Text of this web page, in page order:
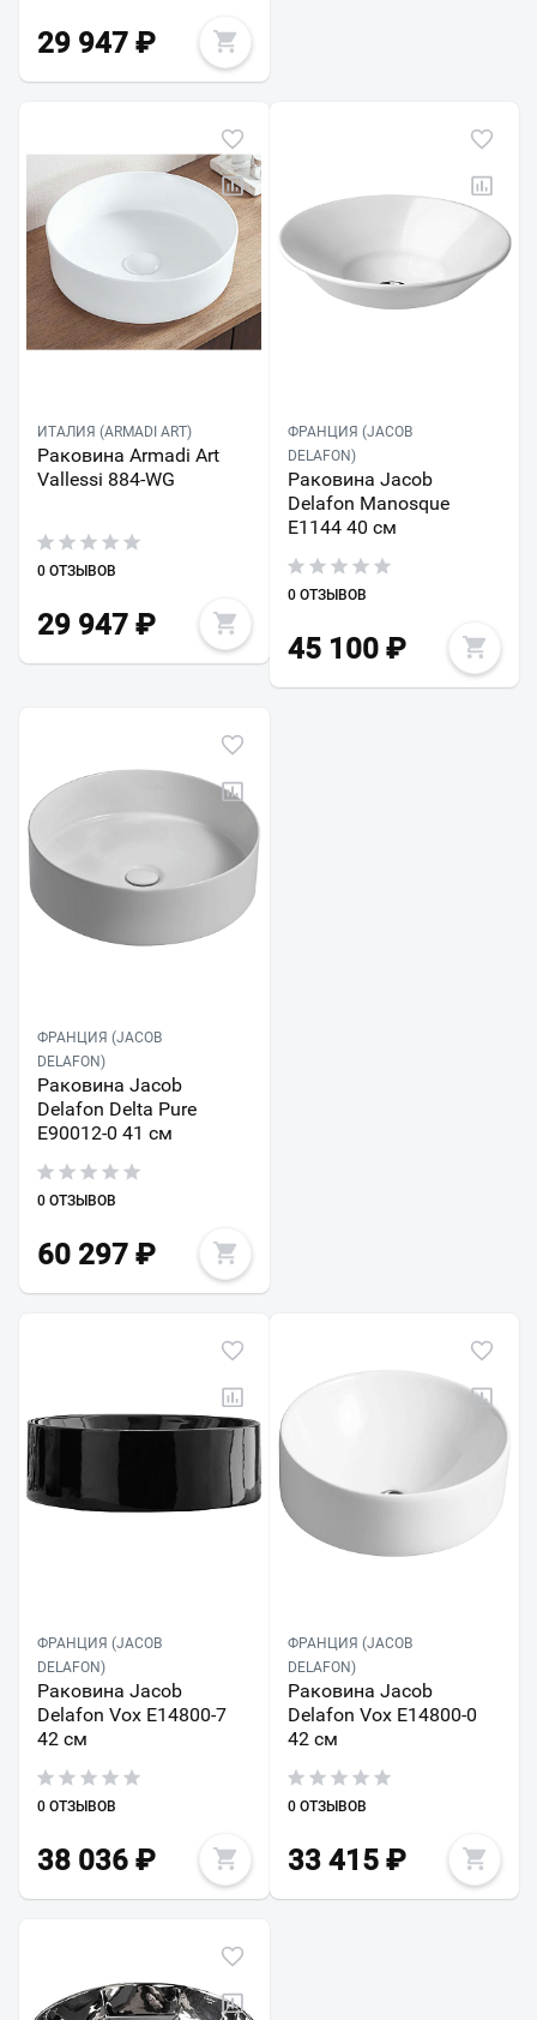
29 947 ₽
ИТАЛИЯ (ARMADI ART)
Раковина Armadi Art
Vallessi 884-WG
0 ОТЗЫВОВ
29 947 ₽
ФРАНЦИЯ (JACOB
DELAFON)
Раковина Jacob
Delafon Manosque
E1144 40 см
0 ОТЗЫВОВ
45 100₽
ФРАНЦИЯ (JACOB
DELAFON)
Раковина Jacob
Delafon Delta Pure
E90012-0 41 см
0 ОТЗЫВОВ
60 297 ₽
ФРАНЦИЯ (JACOB
DELAFON)
Раковина Jacob
Delafon Vox E14800-7
42 см
0 ОТЗЫВОВ
38 036 ₽
ФРАНЦИЯ (JACOB
DELAFON)
Раковина Jacob
Delafon Vox E14800-0
42 см
0 ОТЗЫВОВ
33 415₽